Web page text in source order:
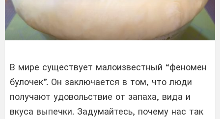
В мире существует малоизвестный “феномен
булочек”. Он заключается в том, что люди
получают удовольствие от запаха, вида и
вкуса выпечки. Задумайтесь, почему нас так